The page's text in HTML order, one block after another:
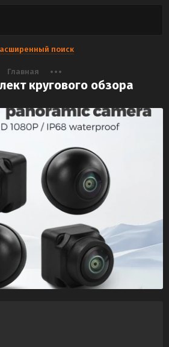
поиск
Главная
кругового обзора